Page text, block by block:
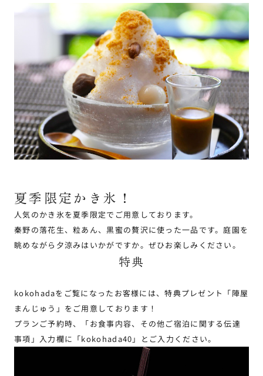
夏季限定かき氷！
人気のかき氷を夏季限定でご用意しております。
秦野の落花生、粒あん、黒蜜の贅沢に使った一品です。庭園を
眺めながら夕涼みはいかがですか。ぜひお楽しみください。
特典
kokohadaをご覧になったお客様には、特典プレゼント「陣屋
まんじゅう」をご用意しております！
プランご予約時、「お食事内容、その他ご宿泊に関する伝達
事項」入力欄に「kokohada40」とご入力ください。